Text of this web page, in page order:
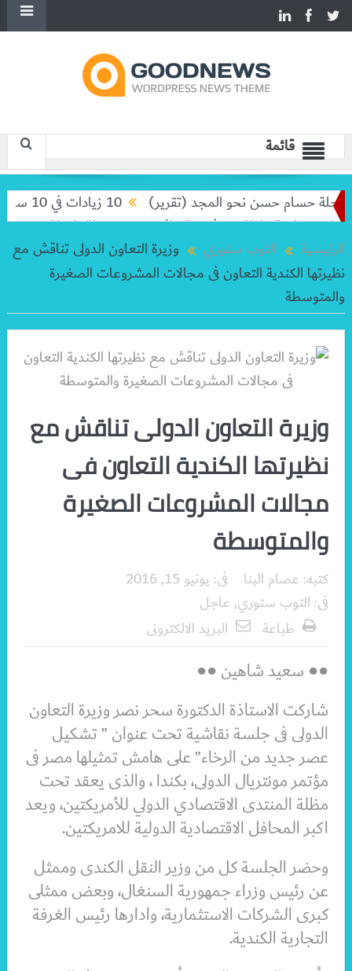
قائمة
حسام حسن نحو المجد (تقرير)
10 زيادات في 10 سنوات.. هل حان الوقت لرفع دعم البنزين نهائيا؟
البطولة من ثمن النهائي
بعد رحلة طويلة.. ميسي يعود
الرئيسية
التوب ستوري
وزيرة التعاون الدولى تناقش مع
نظيرتها الكندية التعاون فى مجالات المشروعات الصغيرة
والمتوسطة
وزيرة التعاون الدولى تناقش مع
نظيرتها الكندية التعاون فى
مجالات المشروعات الصغيرة
والمتوسطة
كتبه: عصام البنا فى: يونيو 15, 2016
فى: التوب ستوري, عاجل
طباعة
البريد الالكترونى
●● سعيد شاهين ●●
شاركت الاستاذة الدكتورة سحر نصر وزيرة التعاون
الدولى فى جلسة نقاشية تحت عنوان ” تشكيل
عصر جديد من الرخاء” على هامش تمثيلها مصر فى
مؤتمر مونتريال الدولى، بكندا ، والذى يعقد تحت
مظلة المنتدى الاقتصادي الدولي للأمريكتين، ويعد
اكبر المحافل الاقتصادية الدولية للامريكتين.
وحضر الجلسة كل من وزير النقل الكندى وممثل
عن رئيس وزراء جمهورية السنغال، وبعض ممثلى
كبرى الشركات الاستثمارية، وادارها رئيس الغرفة
التجارية الكندية.